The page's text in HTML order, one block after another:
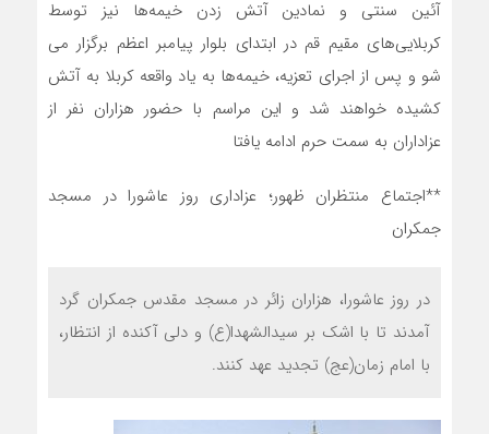
آئین سنتی و نمادین آتش زدن خیمه‌ها نیز توسط
کربلایی‌های مقیم قم در ابتدای بلوار پیامبر اعظم برگزار می
شو و پس از اجرای تعزیه، خیمه‌ها به یاد واقعه کربلا به آتش
کشیده خواهند شد و این مراسم با حضور هزاران نفر از
عزاداران به سمت حرم ادامه یافتا
**اجتماع منتظران ظهور؛ عزاداری روز عاشورا در مسجد
جمکران
در روز عاشورا، هزاران زائر در مسجد مقدس جمکران گرد
آمدند تا با اشک بر سیدالشهدا(ع) و دلی آکنده از انتظار،
با امام زمان(عج) تجدید عهد کنند.